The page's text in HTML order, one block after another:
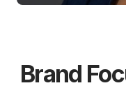
Brand